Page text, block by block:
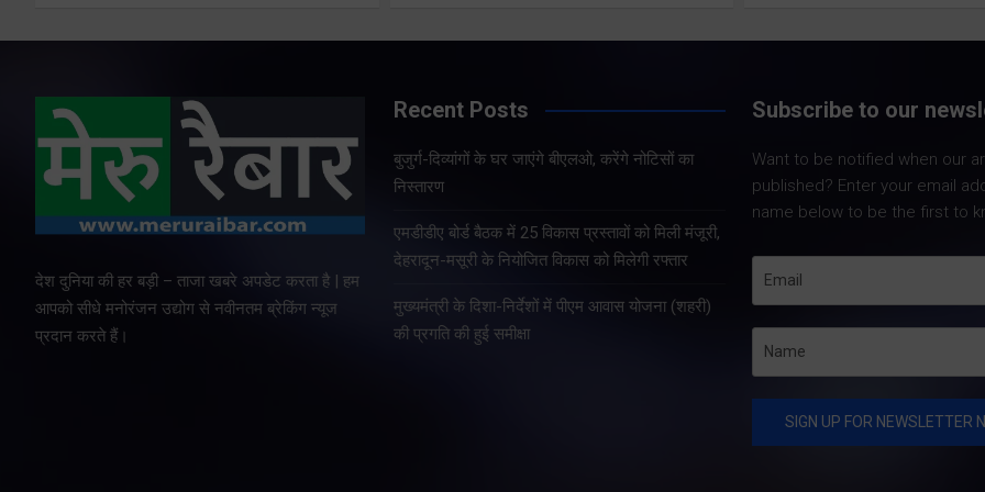
देश दुनिया की हर बड़ी – ताजा खबरे अपडेट करता है | हम
आपको सीधे मनोरंजन उद्योग से नवीनतम ब्रेकिंग न्यूज
प्रदान करते हैं।
Recent Posts
बुजुर्ग-दिव्यांगों के घर जाएंगे बीएलओ, करेंगे नोटिसों का
निस्तारण
एमडीडीए बोर्ड बैठक में 25 विकास प्रस्तावों को मिली मंजूरी,
देहरादून-मसूरी के नियोजित विकास को मिलेगी रफ्तार
मुख्यमंत्री के दिशा-निर्देशों में पीएम आवास योजना (शहरी)
की प्रगति की हुई समीक्षा
Subscribe to our
Want to be notified when our
published? Enter your email
name below to be the first to
Share Nowदेहरादून। प्रदेश
कुमार गैरोला ने नई दिल्ली स्थित
नेपाल दूतावास में नेपाल के
सुरेन्द्र थापा से शिष्टाचार भेंट
की। इस…
Share
को कुमांऊ-गढ़वाल के
जिलाधिकारियों के साथ
पुनरीक्षण अभियान की…